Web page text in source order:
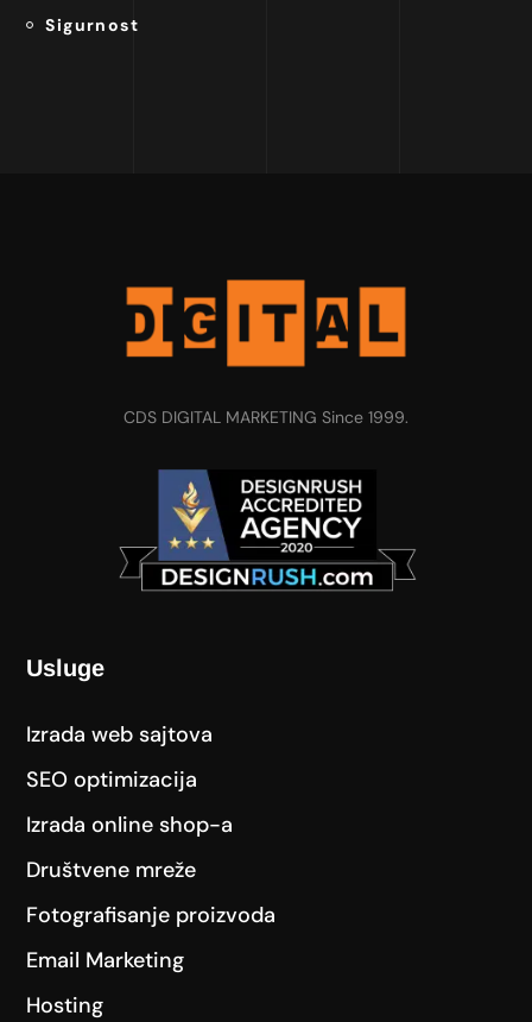
Sigurnost
CDS DIGITAL MARKETING Since 1999.
Usluge
Izrada web sajtova
SEO optimizacija
Izrada online shop-a
Društvene mreže
Fotografisanje proizvoda
Email Marketing
Hosting